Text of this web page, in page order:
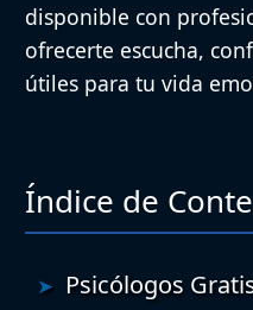
disponible con
ofrecerte escucha,
útiles para tu vida
Índice de
Psicólogos